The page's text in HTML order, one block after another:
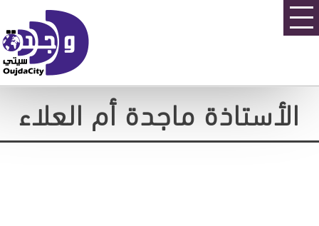
الأستاذة ماجدة أم العلاء